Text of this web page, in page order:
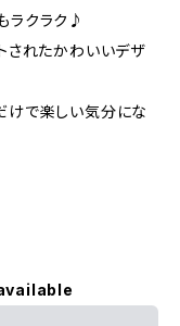
ラクラク♪
されたかわいいデザ
けで楽しい気分にな